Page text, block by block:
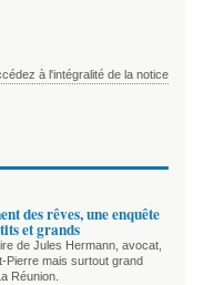
à l'intégralité de la notice
des rêves, une enquête
et grands
de Jules Hermann, avocat,
Pierre mais surtout grand
Réunion.